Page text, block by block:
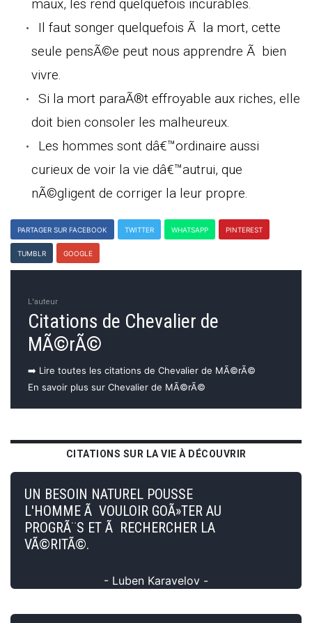
maux, les rend quelquefois incurables.
Il faut songer quelquefois Ã la mort, cette
seule pensÃ©e peut nous apprendre Ã bien
vivre.
Si la mort paraÃ®t effroyable aux riches, elle
doit bien consoler les malheureux.
Les hommes sont dâ€™ordinaire aussi
curieux de voir la vie dâ€™autrui, que
nÃ©gligent de corriger la leur propre.
PARTAGER SUR FACEBOOK TWITTER WHATSAPP PINTEREST
TUMBLR GOOGLE
L'auteur
Citations de Chevalier de
MÃ©rÃ©
➡️ Lire toutes les citations de Chevalier de MÃ©rÃ©
En savoir plus sur Chevalier de MÃ©rÃ©
CITATIONS SUR LA VIE À DÉCOUVRIR
UN BESOIN NATUREL POUSSE
L'HOMME Ã VOULOIR GOÃ»TER AU
PROGRÃ¨S ET Ã RECHERCHER LA
VÃ©RITÃ©.
- Luben Karavelov -